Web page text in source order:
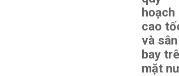
hoạch
cao
và sân
bay
mặt